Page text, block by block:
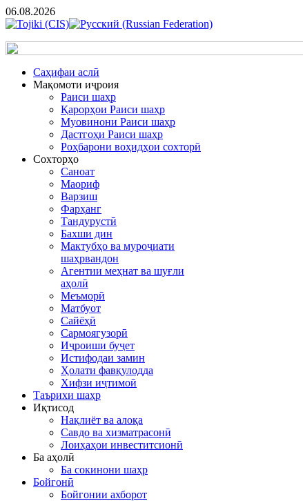
06.08.2026
Cаҳифаи аслӣ
Мақомоти иҷроия
Раиси шаҳр
Қарорҳои Раиси шаҳр
Муовинони Раиси шаҳр
Дастгоҳи Раиси шаҳр
Роҳбарони воҳидҳои сохторӣ
Сохторҳо
Саноат
Маориф
Варзиш
Фарҳанг
Тандурустӣ
Бахши дин
Мактубҳо ва муроҷиати
шаҳрвандон
Агентии меҳнат ва шуғли
аҳолӣ
Меъморӣ
Матбуот
Сайёҳӣ
Сармоягузорӣ
Иҷроиши буҷет
Истифодаи замин
Ҳолати фавқулодда
Хифзи иҷтимоӣ
Таърихи шаҳр
Иқтисод
Нақлиёт ва алоқа
Савдо ва хизматрасонӣ
Лоиҳаҳои инвеститсионӣ
Ба аҳолӣ
Ба сокинони шаҳр
Бойгонӣ
Бойгонии ахборот